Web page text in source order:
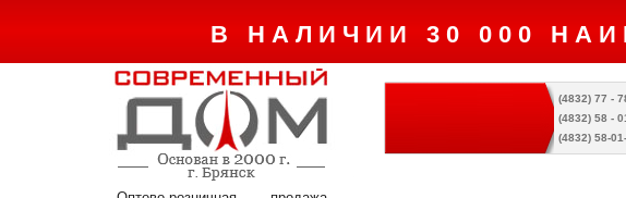
В НАЛИЧИИ 30 000
(4832) 77 -
(4832) 58 -
(4832) 58-